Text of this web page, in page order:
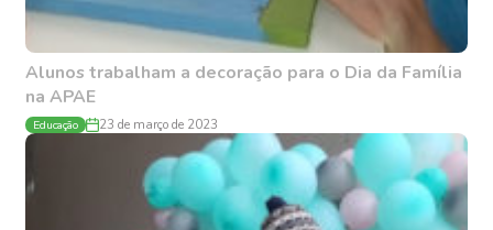
Alunos trabalham a decoração para o Dia da Família
na APAE
Educação 23 de março de 2023